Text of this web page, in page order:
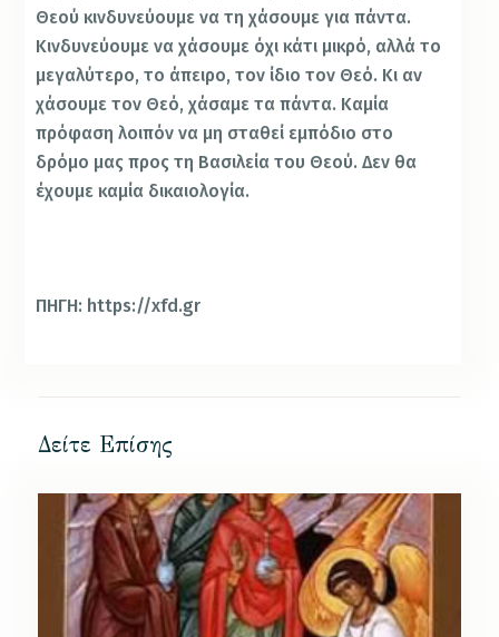
Θεού κινδυνεύουμε να τη χάσουμε για πάντα.
Κινδυνεύουμε να χάσουμε όχι κάτι μικρό, αλλά το
μεγαλύτερο, το άπειρο, τον ίδιο τον Θεό. Κι αν
χάσουμε τον Θεό, χάσαμε τα πάντα. Καμία
πρόφαση λοιπόν να μη σταθεί εμπόδιο στο
δρόμο μας προς τη Βασιλεία του Θεού. Δεν θα
έχουμε καμία δικαιολογία.
ΠΗΓΗ: https://xfd.gr
Δείτε Επίσης